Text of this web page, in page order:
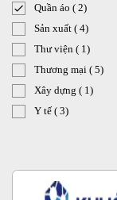
Quần áo ( 2)
Sản xuất ( 4)
Thư viện ( 1)
Thương mại ( 5)
Xây dựng ( 1)
Y tế ( 3)